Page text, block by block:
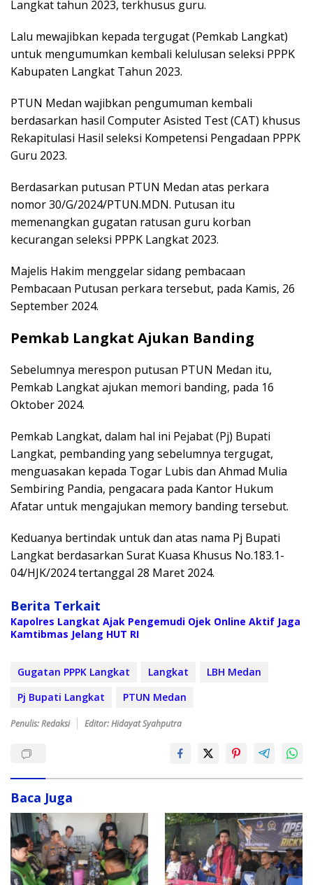
Langkat tahun 2023, terkhusus guru.
Lalu mewajibkan kepada tergugat (Pemkab Langkat)
untuk mengumumkan kembali kelulusan seleksi PPPK
Kabupaten Langkat Tahun 2023.
PTUN Medan wajibkan pengumuman kembali
berdasarkan hasil Computer Asisted Test (CAT) khusus
Rekapitulasi Hasil seleksi Kompetensi Pengadaan PPPK
Guru 2023.
Berdasarkan putusan PTUN Medan atas perkara
nomor 30/G/2024/PTUN.MDN. Putusan itu
memenangkan gugatan ratusan guru korban
kecurangan seleksi PPPK Langkat 2023.
Majelis Hakim menggelar sidang pembacaan
Pembacaan Putusan perkara tersebut, pada Kamis, 26
September 2024.
Pemkab Langkat Ajukan Banding
Sebelumnya merespon putusan PTUN Medan itu,
Pemkab Langkat ajukan memori banding, pada 16
Oktober 2024.
Pemkab Langkat, dalam hal ini Pejabat (Pj) Bupati
Langkat, pembanding yang sebelumnya tergugat,
menguasakan kepada Togar Lubis dan Ahmad Mulia
Sembiring Pandia, pengacara pada Kantor Hukum
Afatar untuk mengajukan memory banding tersebut.
Keduanya bertindak untuk dan atas nama Pj Bupati
Langkat berdasarkan Surat Kuasa Khusus No.183.1-
04/HJK/2024 tertanggal 28 Maret 2024.
Berita Terkait
Kapolres Langkat Ajak Pengemudi Ojek Online Aktif Jaga
Kamtibmas Jelang HUT RI
Gugatan PPPK Langkat Langkat
LBH Medan
Pj Bupati Langkat
PTUN Medan
Penulis: Redaksi Editor: Hidayat Syahputra
Baca Juga